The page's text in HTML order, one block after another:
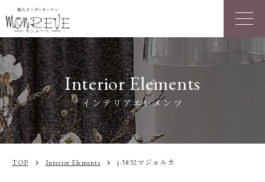
Interior Elements
インテリアエレメンツ
TOP chevron_right Interior Elements chevron_right j-3832マジョルカ